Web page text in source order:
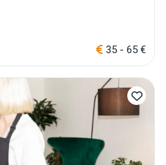
35 - 65 €